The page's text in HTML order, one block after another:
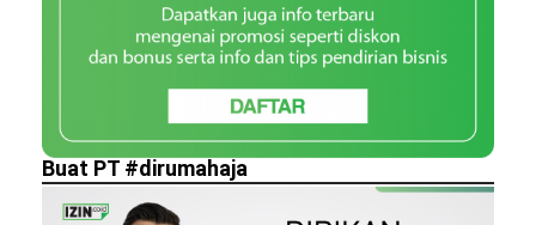
Buat PT #dirumahaja